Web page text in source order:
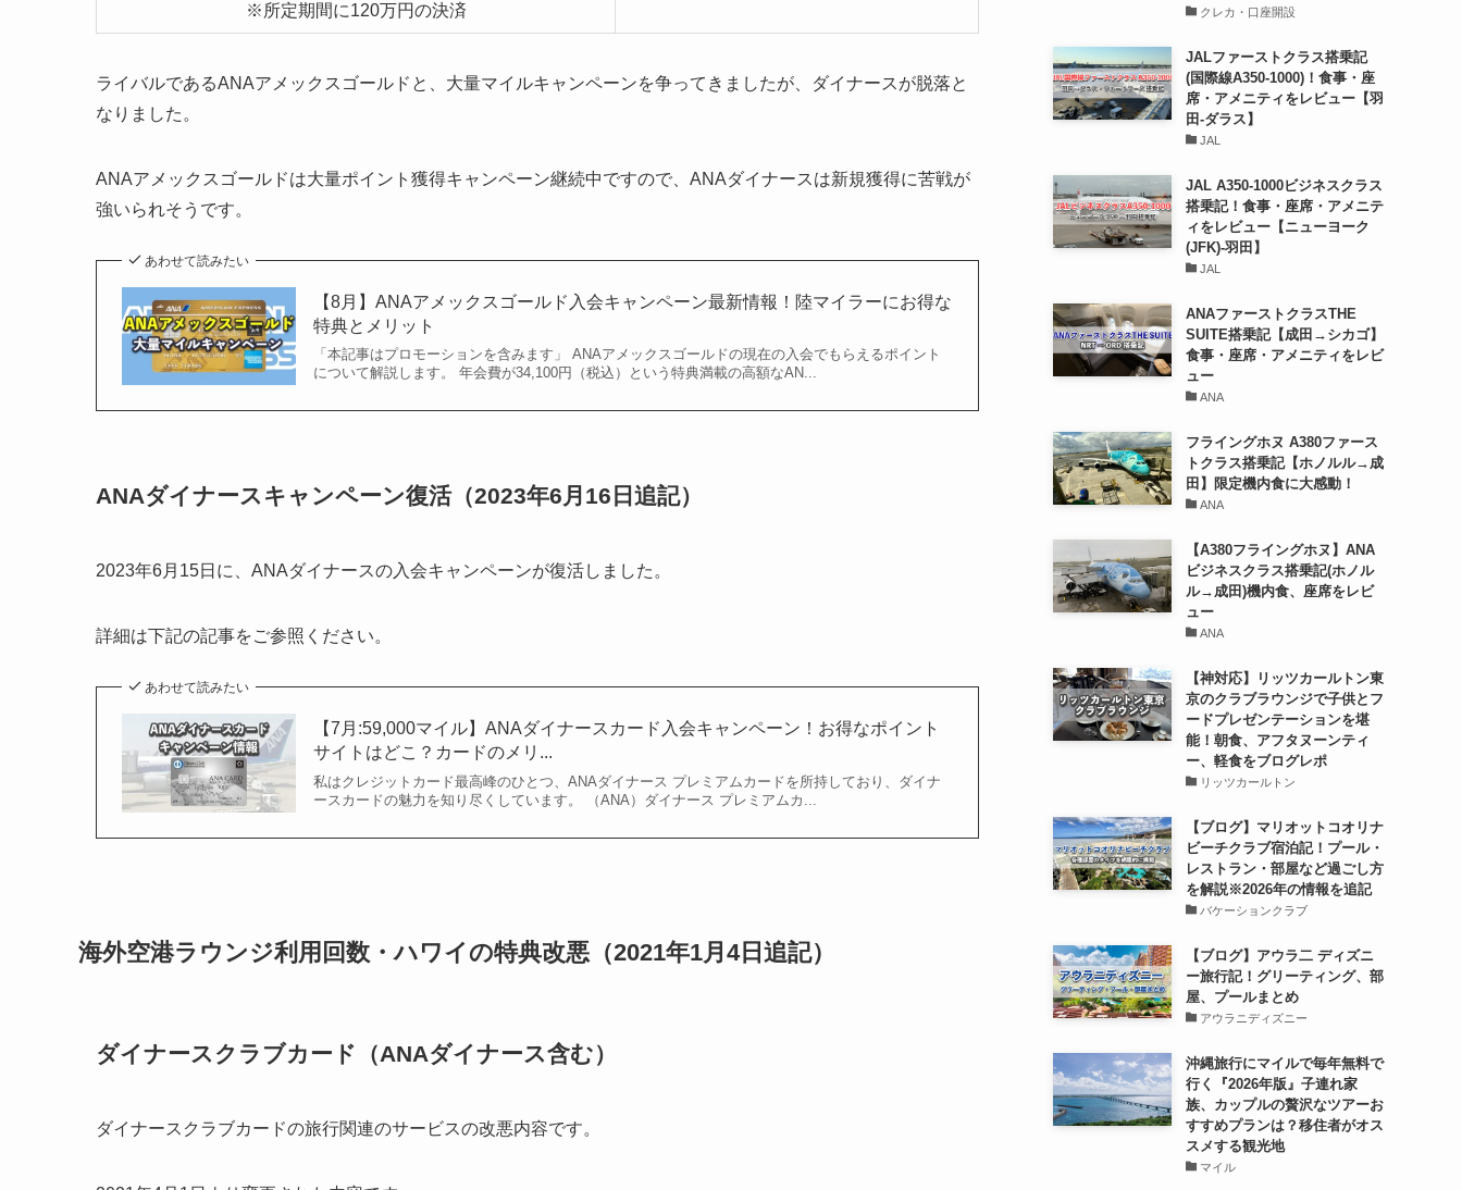
※所定期間に120万円の決済
ライバルであるANAアメックスゴールドと、大量マイルキャンペーンを争ってきましたが、ダイナースが脱落と
なりました。
ANAアメックスゴールドは大量ポイント獲得キャンペーン継続中ですので、ANAダイナースは新規獲得に苦戦が
強いられそうです。
あわせて読みたい
【8月】ANAアメックスゴールド入会キャンペーン最新情報！陸マイラーにお得な
特典とメリット
「本記事はプロモーションを含みます」 ANAアメックスゴールドの現在の入会でもらえるポイント
について解説します。 年会費が34,100円（税込）という特典満載の高額なAN...
ANAダイナースキャンペーン復活（2023年6月16日追記）
2023年6月15日に、ANAダイナースの入会キャンペーンが復活しました。
詳細は下記の記事をご参照ください。
あわせて読みたい
【7月:59,000マイル】ANAダイナースカード入会キャンペーン！お得なポイント
サイトはどこ？カードのメリ...
私はクレジットカード最高峰のひとつ、ANAダイナース プレミアムカードを所持しており、ダイナ
ースカードの魅力を知り尽くしています。 （ANA）ダイナース プレミアムカ...
海外空港ラウンジ利用回数・ハワイの特典改悪（2021年1月4日追記）
ダイナースクラブカード（ANAダイナース含む）
ダイナースクラブカードの旅行関連のサービスの改悪内容です。
クレカ・口座開設
JALファーストクラス搭乗記
(国際線A350-1000)！食事・座
席・アメニティをレビュー【羽
田-ダラス】
JAL
JAL A350-1000ビジネスクラス
搭乗記！食事・座席・アメニテ
ィをレビュー【ニューヨーク
(JFK)-羽田】
JAL
ANAファーストクラスTHE
SUITE搭乗記【成田→シカゴ】
食事・座席・アメニティをレビ
ュー
ANA
フライングホヌ A380ファース
トクラス搭乗記【ホノルル→成
田】限定機内食に大感動！
ANA
【A380フライングホヌ】ANA
ビジネスクラス搭乗記(ホノル
ル→成田)機内食、座席をレビ
ュー
ANA
【神対応】リッツカールトン東
京のクラブラウンジで子供とフ
ードプレゼンテーションを堪
能！朝食、アフタヌーンティ
ー、軽食をブログレポ
リッツカールトン
【ブログ】マリオットコオリナ
ビーチクラブ宿泊記！プール・
レストラン・部屋など過ごし方
を解説※2026年の情報を追記
バケーションクラブ
【ブログ】アウラ二 ディズニ
ー旅行記！グリーティング、部
屋、プールまとめ
アウラニディズニー
沖縄旅行にマイルで毎年無料で
行く『2026年版』子連れ家
族、カップルの贅沢なツアーお
すすめプランは？移住者がオス
スメする観光地
マイル